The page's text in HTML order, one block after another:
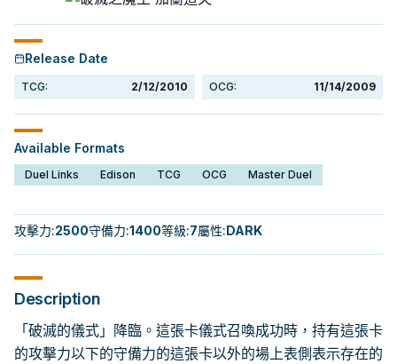
Release Date
TCG: 2/12/2010 OCG: 11/14/2009
Available Formats
Duel Links Edison TCG OCG Master Duel
攻擊力:2500守備力:1400等級:7屬性:DARK
Description
「破滅的儀式」降臨。這張卡儀式召喚成功時，持有這張卡
的攻擊力以下的守備力的這張卡以外的場上表側表示存在的